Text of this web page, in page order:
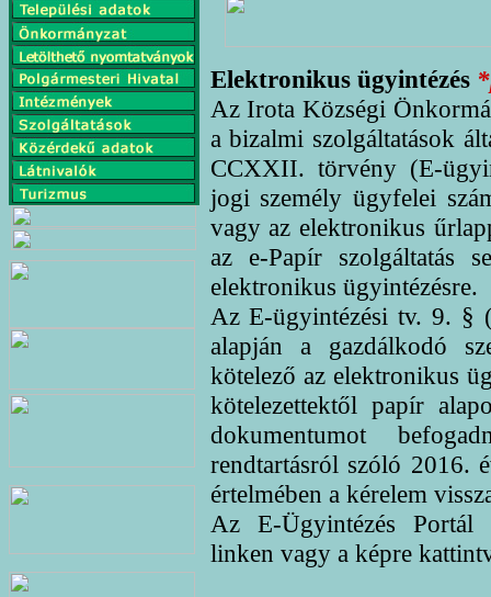
Elektronikus ügyintézés
Az Irota Községi
a bizalmi szolgáltatások
CCXXII. törvény (E-
jogi személy ügyfelei
vagy az elektronikus
az e-Papír szolgáltatás
elektronikus ügyintézésre.
Az E-ügyintézési tv. 9. §
alapján a gazdálkodó
kötelező az elektronikus
kötelezettektől papír
dokumentumot
rendtartásról szóló
értelmében a kérelem
Az E-Ügyintézés Portál
linken vagy a képre